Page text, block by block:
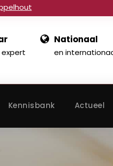
expert
Nationaal
en
Kennisbank Actueel